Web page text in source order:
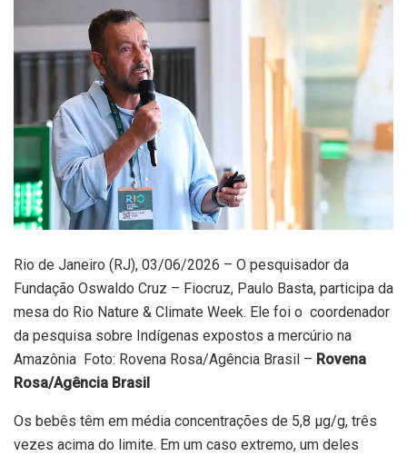
Rio de Janeiro (RJ), 03/06/2026 – O pesquisador da
Fundação Oswaldo Cruz – Fiocruz, Paulo Basta, participa da
mesa do Rio Nature & Climate Week. Ele foi o coordenador
da pesquisa sobre Indígenas expostos a mercúrio na
Amazônia Foto: Rovena Rosa/Agência Brasil – Rovena
Rosa/Agência Brasil
Os bebês têm em média concentrações de 5,8 µg/g, três
vezes acima do limite. Em um caso extremo, um deles